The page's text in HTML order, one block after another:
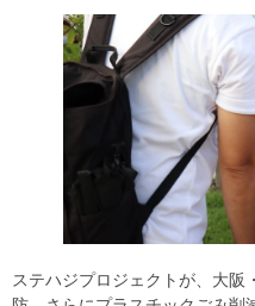
ステハジプロジェクトが、大